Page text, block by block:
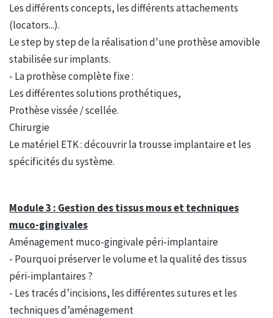
Les différents concepts, les différents attachements
(locators...).
Le step by step de la réalisation d'une prothèse amovible
stabilisée sur implants.
- La prothèse complète fixe :
Les différentes solutions prothétiques,
Prothèse vissée / scellée.
Chirurgie
Le matériel ETK : découvrir la trousse implantaire et les
spécificités du système.
Module 3 : Gestion des tissus mous et techniques
muco-gingivales
Aménagement muco-gingivale péri-implantaire
- Pourquoi préserver le volume et la qualité des tissus
péri-implantaires ?
- Les tracés d’incisions, les différentes sutures et les
techniques d’aménagement